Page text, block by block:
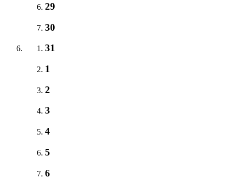
29
30
31
1
2
3
4
5
6